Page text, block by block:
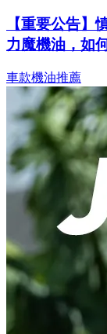
【重要公告
力魔機油，如
車款機油推薦